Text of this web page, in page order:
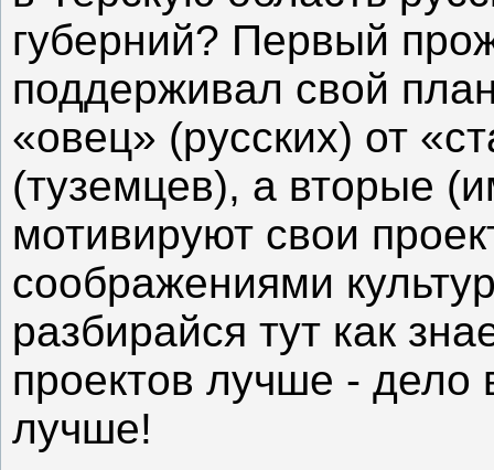
губерний? Первый
поддерживал свой
«овец» (русских) от
(туземцев), а вторые
мотивируют свои
соображениями
разбирайся тут как
проектов лучше - дело
лучше!